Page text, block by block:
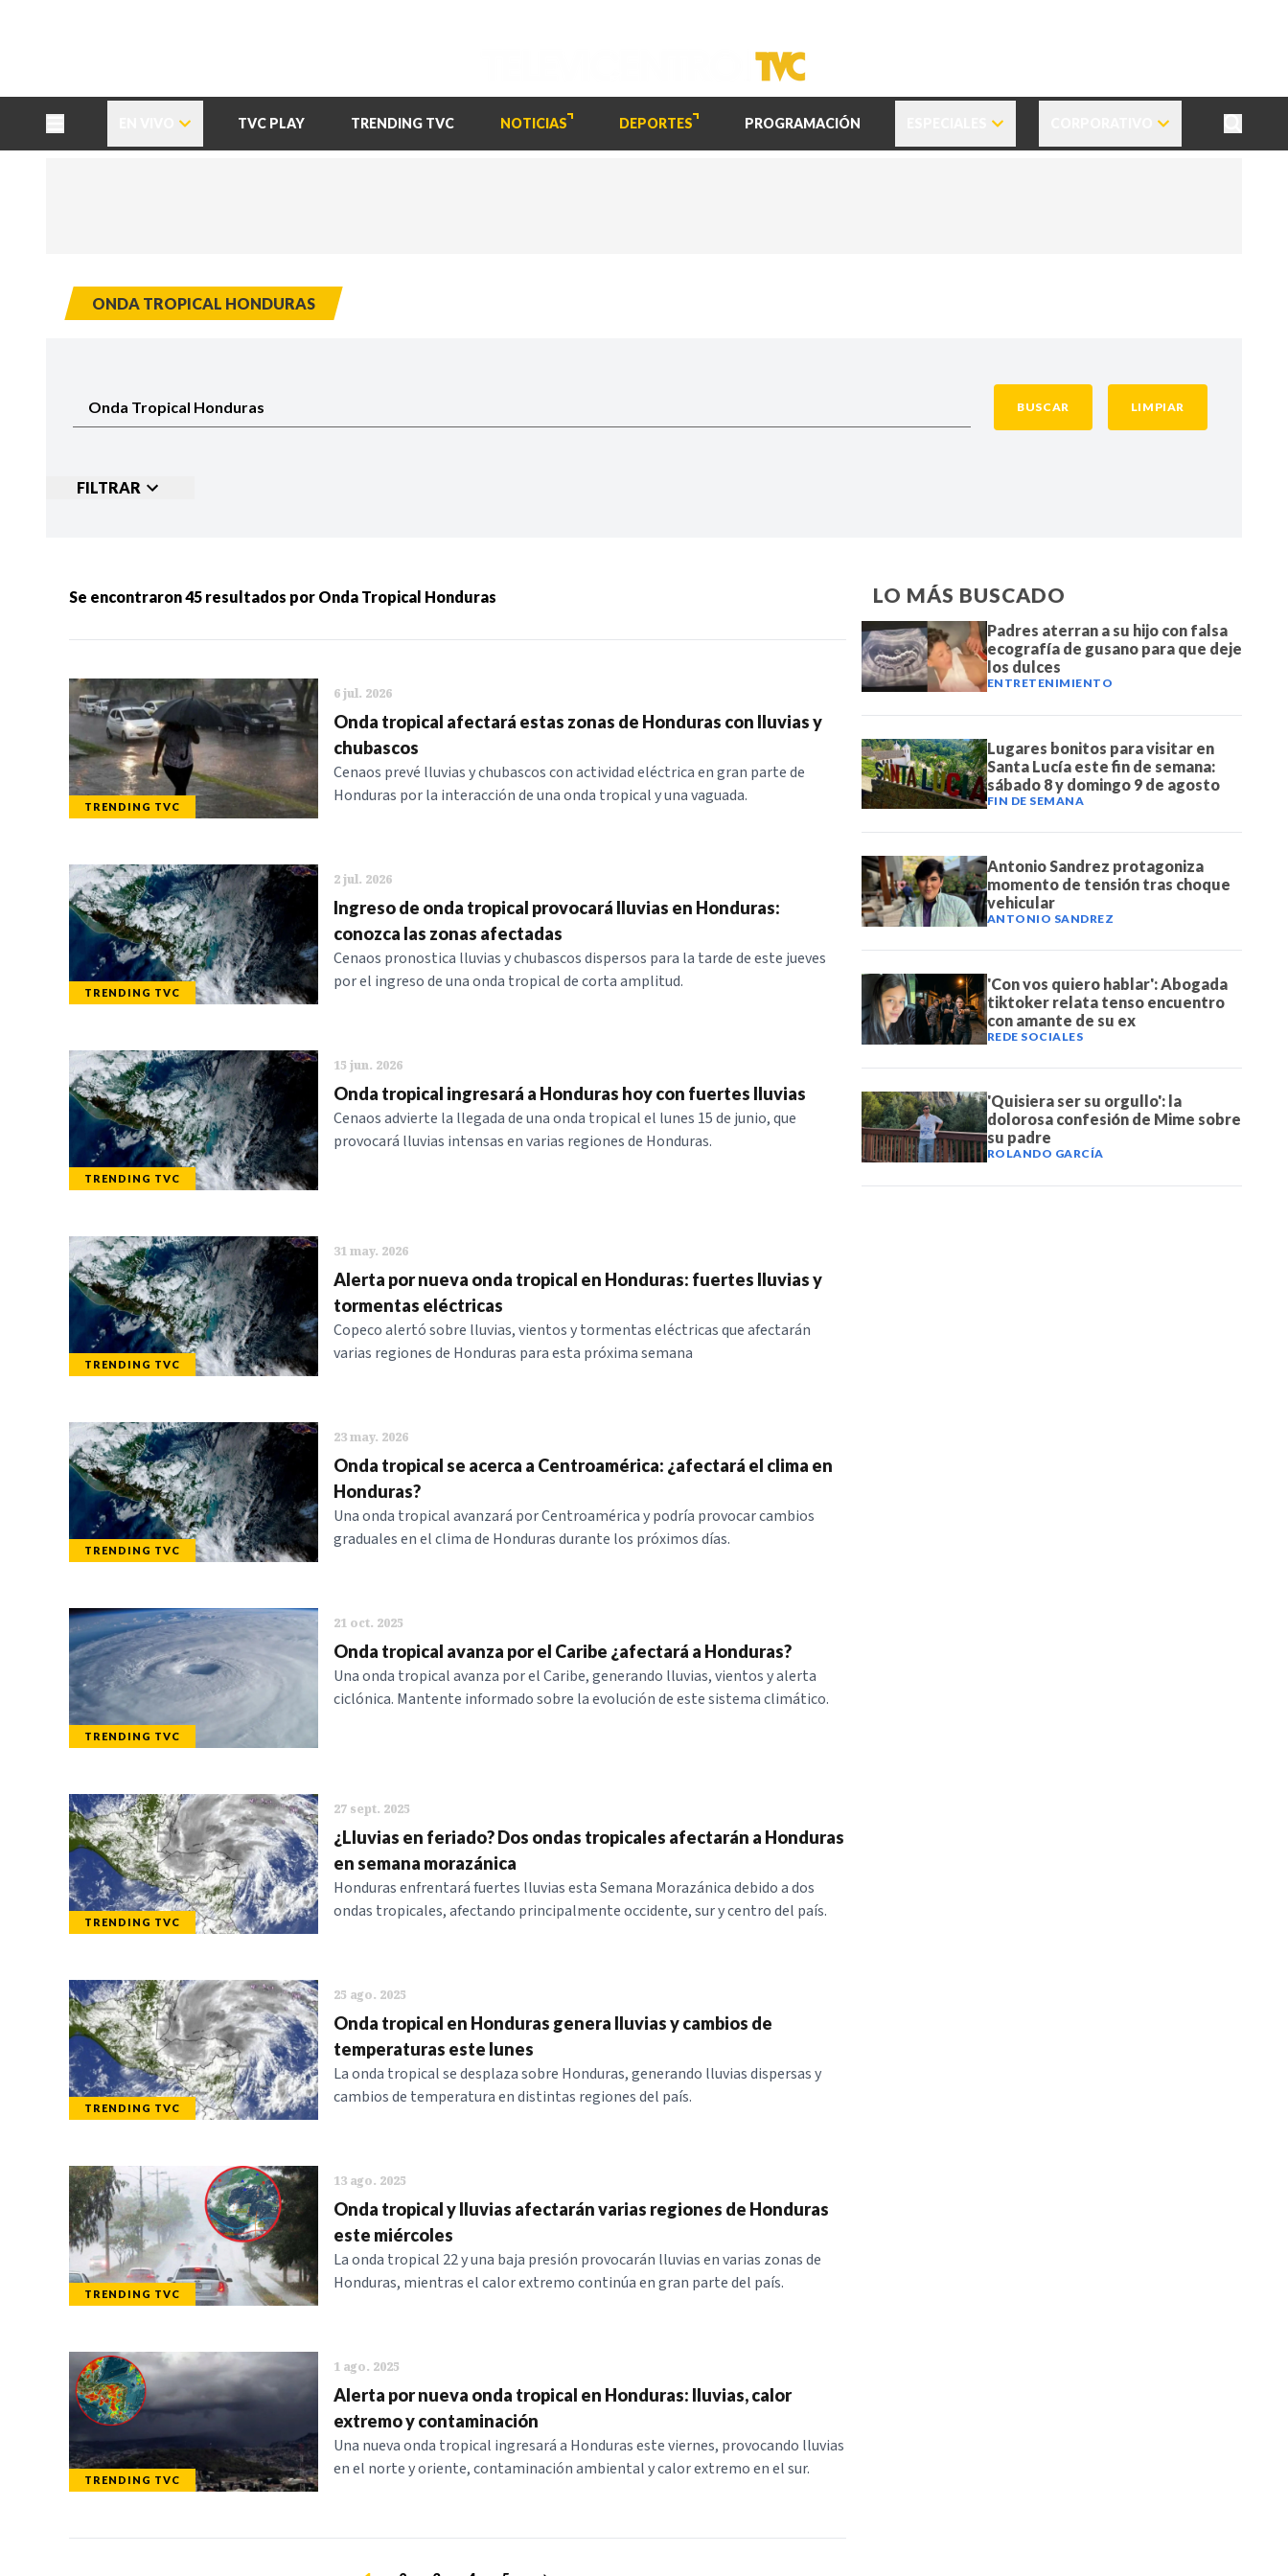
TVC PLAY TRENDING TVC NOTICIAS DEPORTES PROGRAMACIÓN
ONDA TROPICAL HONDURAS
BUSCAR LIMPIAR
FILTRAR
Categorias: NOTICIAS SERIES
Se encontraron45 resultados por Onda Tropical Honduras
TRENDING TVC
6 jul. 2026
Onda tropical afectará estas zonas de Honduras con lluvias y
chubascos
Cenaos prevé lluvias y chubascos con actividad eléctrica en gran parte de
Honduras por la interacción de una onda tropical y una vaguada.
TRENDING TVC
2 jul. 2026
Ingreso de onda tropical provocará lluvias en Honduras:
conozca las zonas afectadas
Cenaos pronostica lluvias y chubascos dispersos para la tarde de este jueves
por el ingreso de una onda tropical de corta amplitud.
TRENDING TVC
15 jun. 2026
Onda tropical ingresará a Honduras hoy con fuertes lluvias
Cenaos advierte la llegada de una onda tropical el lunes 15 de junio, que
provocará lluvias intensas en varias regiones de Honduras.
TRENDING TVC
31 may. 2026
Alerta por nueva onda tropical en Honduras: fuertes lluvias y
tormentas eléctricas
Copeco alertó sobre lluvias, vientos y tormentas eléctricas que afectarán
varias regiones de Honduras para esta próxima semana
TRENDING TVC
23 may. 2026
Onda tropical se acerca a Centroamérica: ¿afectará el clima en
Honduras?
Una onda tropical avanzará por Centroamérica y podría provocar cambios
graduales en el clima de Honduras durante los próximos días.
TRENDING TVC
21 oct. 2025
Onda tropical avanza por el Caribe ¿afectará a Honduras?
Una onda tropical avanza por el Caribe, generando lluvias, vientos y alerta
ciclónica. Mantente informado sobre la evolución de este sistema climático.
TRENDING TVC
27 sept. 2025
¿Lluvias en feriado? Dos ondas tropicales afectarán a Honduras
en semana morazánica
Honduras enfrentará fuertes lluvias esta Semana Morazánica debido a dos
ondas tropicales, afectando principalmente occidente, sur y centro del país.
TRENDING TVC
25 ago. 2025
Onda tropical en Honduras genera lluvias y cambios de
temperaturas este lunes
La onda tropical se desplaza sobre Honduras, generando lluvias dispersas y
cambios de temperatura en distintas regiones del país.
TRENDING TVC
13 ago. 2025
Onda tropical y lluvias afectarán varias regiones de Honduras
este miércoles
La onda tropical 22 y una baja presión provocarán lluvias en varias zonas de
Honduras, mientras el calor extremo continúa en gran parte del país.
TRENDING TVC
1 ago. 2025
Alerta por nueva onda tropical en Honduras: lluvias, calor
extremo y contaminación
Una nueva onda tropical ingresará a Honduras este viernes, provocando lluvias
en el norte y oriente, contaminación ambiental y calor extremo en el sur.
LO MÁS BUSCADO
Padres aterran a su hijo con falsa
ecografía de gusano para que deje
los dulces
ENTRETENIMIENTO
Lugares bonitos para visitar en
Santa Lucía este fin de semana:
sábado 8 y domingo 9 de agosto
FIN DE SEMANA
Antonio Sandrez protagoniza
momento de tensión tras choque
vehicular
ANTONIO SANDREZ
'Con vos quiero hablar': Abogada
tiktoker relata tenso encuentro
con amante de su ex
REDE SOCIALES
'Quisiera ser su orgullo': la
dolorosa confesión de Mime sobre
su padre
ROLANDO GARCÍA